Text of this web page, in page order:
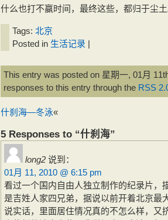
什么也打不赢时间，最终这些，都归于尘土
Tags: 北京
Posted in 生活记录 |
This entry was posted on 星期一, 01月
responses to this entry through the RSS
什刹海—冬泳«
5 Responses to “什刹海”
long2 说到：
01月 11, 2010 @ 6:15 pm
看过一个国内自由人独立制作的纪录片，
是吉姓人家四兄弟，据说以前开着北京最
说实话，里面居住情况真的不怎么样，又